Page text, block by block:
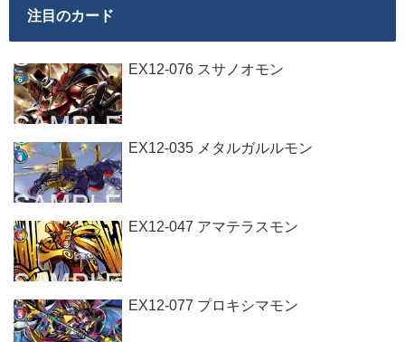
注目のカード
EX12-076 スサノオモン
EX12-035 メタルガルルモン
EX12-047 アマテラスモン
EX12-077 プロキシマモン